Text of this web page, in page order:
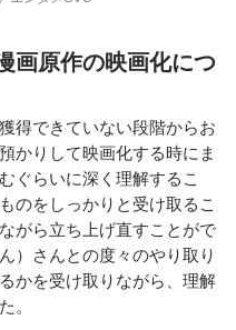
画原作の映画化につ
得できていない段階からお
かりして映画化する時にま
ぐらいに深く理解するこ
のをしっかりと受け取るこ
がら立ち上げ直すことがで
）さんとの度々のやり取り
かを受け取りながら、理解
。